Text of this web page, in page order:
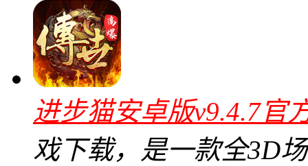
进步猫安卓版v9.4.7官
戏下载，是一款全3D